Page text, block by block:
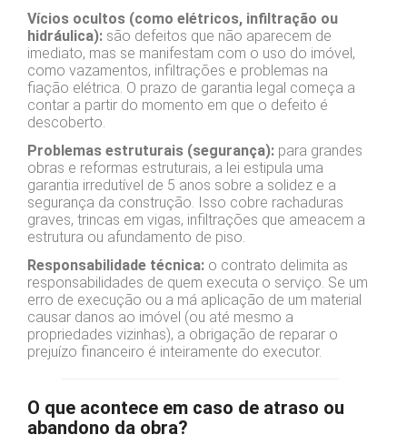
Vícios ocultos (como elétricos, infiltração ou
hidráulica): são defeitos que não aparecem de
imediato, mas se manifestam com o uso do imóvel,
como vazamentos, infiltrações e problemas na
fiação elétrica. O prazo de garantia legal começa a
contar a partir do momento em que o defeito é
descoberto.
Problemas estruturais (segurança): para grandes
obras e reformas estruturais, a lei estipula uma
garantia irredutível de 5 anos sobre a solidez e a
segurança da construção. Isso cobre rachaduras
graves, trincas em vigas, infiltrações que ameacem a
estrutura ou afundamento de piso.
Responsabilidade técnica: o contrato delimita as
responsabilidades de quem executa o serviço. Se um
erro de execução ou a má aplicação de um material
causar danos ao imóvel (ou até mesmo a
propriedades vizinhas), a obrigação de reparar o
prejuízo financeiro é inteiramente do executor.
O que acontece em caso de atraso ou
abandono da obra?